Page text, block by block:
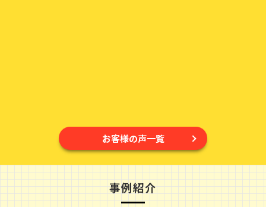
お客様の声一覧
事例紹介